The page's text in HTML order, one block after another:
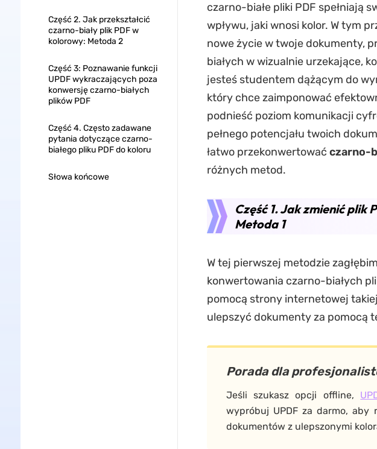
Część 2. Jak przekształcić
czarno-biały plik PDF w
kolorowy: Metoda 2
Część 3: Poznawanie funkcji
UPDF wykraczających poza
konwersję czarno-białych
plików PDF
Część 4. Często zadawane
pytania dotyczące czarno-
białego pliku PDF do koloru
Słowa końcowe
czarno-białe pliki PDF spełniają
wpływu, jaki wnosi kolor. W tym
nowe życie w twoje dokumenty,
białych w wizualnie urzekające,
jesteś studentem dążącym do
który chce zaimponować
podnieść poziom komunikacji
pełnego potencjału twoich
łatwo przekonwertować czarno-
różnych metod.
Część 1. Jak zmienić plik
Metoda 1
W tej pierwszej metodzie
konwertowania czarno-białych
pomocą strony internetowej
ulepszyć dokumenty za pomocą
Porada dla
Jeśli szukasz opcji offline,
wypróbuj UPDF za darmo, aby
dokumentów z ulepszonymi